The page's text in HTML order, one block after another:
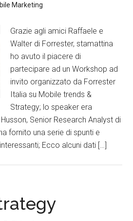
Marketing
Grazie agli amici Raffaele e
Walter di Forrester, stamattina
ho avuto il piacere di
partecipare ad un Workshop ad
invito organizzato da Forrester
Italia su Mobile trends &
Strategy; lo speaker era
Senior Research Analyst di
fornito una serie di spunti e
Ecco alcuni dati […]